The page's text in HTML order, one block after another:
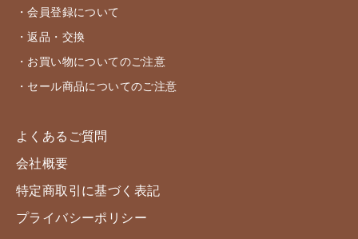
・会員登録について
・返品・交換
・お買い物についてのご注意
・セール商品についてのご注意
よくあるご質問
会社概要
特定商取引に基づく表記
プライバシーポリシー